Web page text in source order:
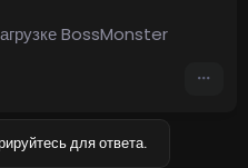
BossMonster
для ответа.